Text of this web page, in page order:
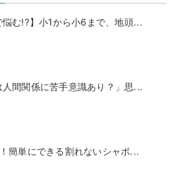
悩む!?】小1から小6まで、地頭...
人間関係に苦手意識あり？」思...
簡単にできる割れないシャボ...